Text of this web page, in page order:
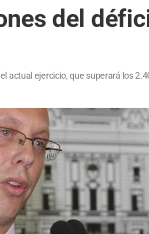
del
actual ejercicio, que superará los